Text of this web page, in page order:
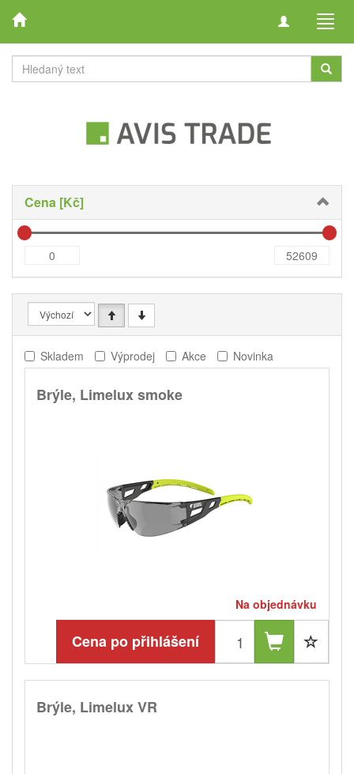
Toggle
Cena [Kč]
Skladem Výprodej Akce Novinka
Brýle, Limelux smoke
Na objednávku
Cena po přihlášení
Brýle, Limelux VR